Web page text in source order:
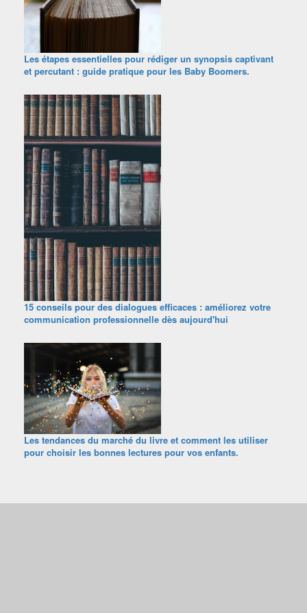
Les étapes essentielles pour rédiger un synopsis captivant
et percutant : guide pratique pour les Baby Boomers.
15 conseils pour des dialogues efficaces : améliorez votre
communication professionnelle dès aujourd'hui
Les tendances du marché du livre et comment les utiliser
pour choisir les bonnes lectures pour vos enfants.